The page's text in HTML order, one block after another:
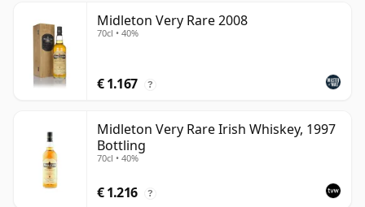
Midleton Very Rare 2008
70cl • 40%
€ 1.167 ?
Midleton Very Rare Irish Whiskey, 1997
Bottling
70cl • 40%
€ 1.216 ?